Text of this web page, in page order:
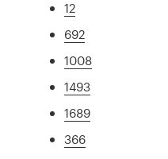
12
692
1008
1493
1689
366